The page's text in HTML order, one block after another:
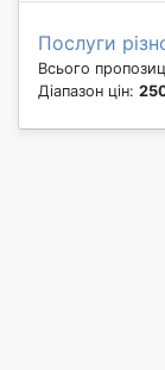
Послуги
Всього
Діапазон цін: